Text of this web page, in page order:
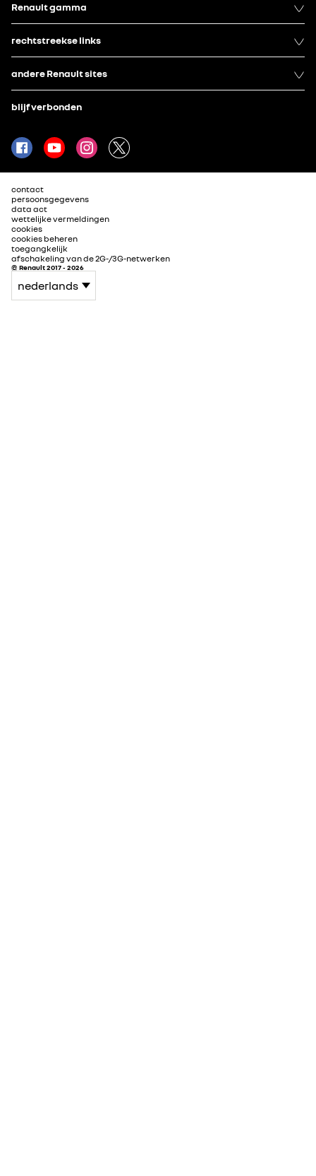
Renault gamma
rechtstreekse links
andere Renault sites
blijf verbonden
contact
persoonsgegevens
data act
wettelijke vermeldingen
cookies
cookies beheren
toegangkelijk
afschakeling van de 2G-/3G-netwerken
© Renault 2017 - 2026